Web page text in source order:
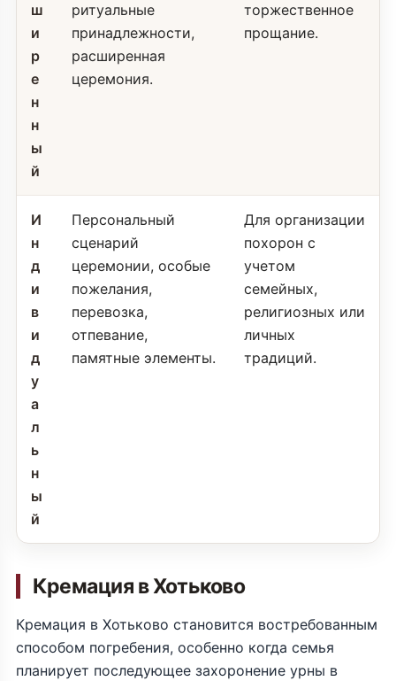
ш
и
р
е
н
н
ы
й
ритуальные
принадлежности,
расширенная
церемония.
торжественное
прощание.
И
н
д
и
в
и
д
у
а
л
ь
н
ы
й
Персональный
сценарий
церемонии, особые
пожелания,
перевозка,
отпевание,
памятные элементы.
Для организации
похорон с
учетом
семейных,
религиозных или
личных
традиций.
Кремация в Хотьково
Кремация в Хотьково становится востребованным
способом погребения, особенно когда семья
планирует последующее захоронение урны в